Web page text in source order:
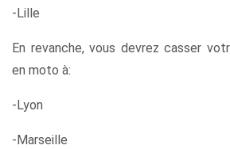
-Lille
En revanche, vous devrez casser
en moto à:
-Lyon
-Marseille